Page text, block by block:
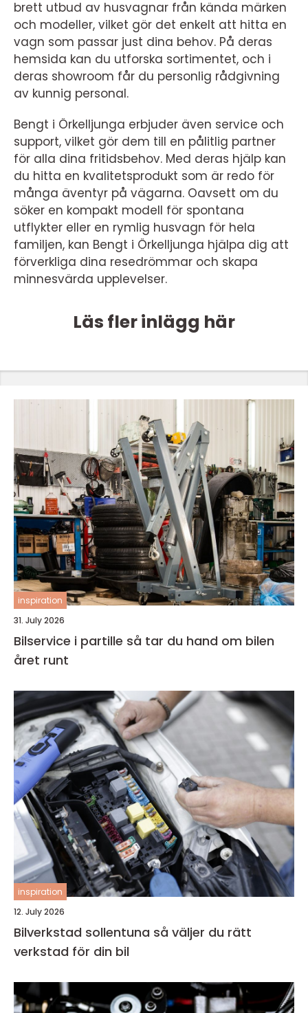
brett utbud av husvagnar från kända märken
och modeller, vilket gör det enkelt att hitta en
vagn som passar just dina behov. På deras
hemsida kan du utforska sortimentet, och i
deras showroom får du personlig rådgivning
av kunnig personal.
Bengt i Örkelljunga erbjuder även service och
support, vilket gör dem till en pålitlig partner
för alla dina fritidsbehov. Med deras hjälp kan
du hitta en kvalitetsprodukt som är redo för
många äventyr på vägarna. Oavsett om du
söker en kompakt modell för spontana
utflykter eller en rymlig husvagn för hela
familjen, kan Bengt i Örkelljunga hjälpa dig att
förverkliga dina resedrömmar och skapa
minnesvärda upplevelser.
Läs fler inlägg här
inspiration
31. July 2026
Bilservice i partille så tar du hand om bilen
året runt
inspiration
12. July 2026
Bilverkstad sollentuna så väljer du rätt
verkstad för din bil